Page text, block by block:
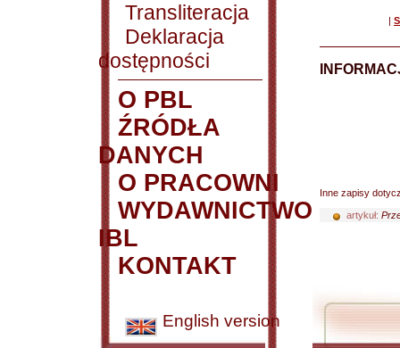
Transliteracja
Deklaracja
dostępności
O PBL
ŹRÓDŁA
DANYCH
O PRACOWNI
WYDAWNICTWO
IBL
KONTAKT
English version
|
Inne zapisy
artykuł: